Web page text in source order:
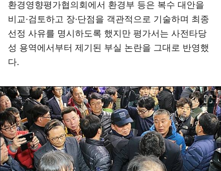
환경영향평가협의회에서 환경부 등은 복수 대안을
비교·검토하고 장·단점을 객관적으로 기술하며 최종
선정 사유를 명시하도록 했지만 평가서는 사전타당
성 용역에서부터 제기된 부실 논란을 그대로 반영했
다.